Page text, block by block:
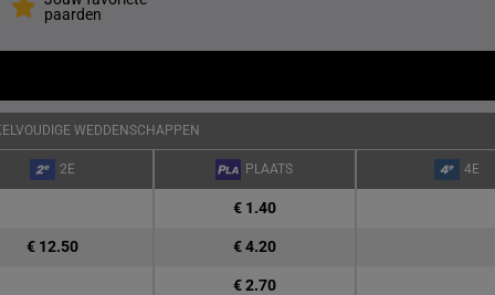
paarden
WEDDENSCHAPPEN
2E PLAATS 4E
€ 1.40
€ 12.50 € 4.20
€ 2.70